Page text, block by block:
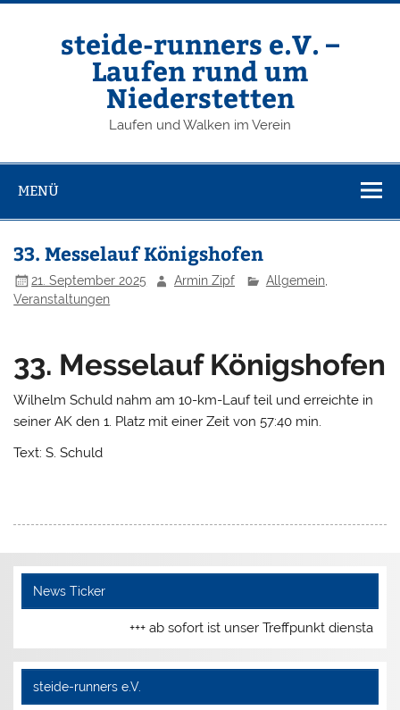
Zum
steide-runners e.V. –
Laufen rund um
Niederstetten
Laufen und Walken im Verein
MENÜ
33. Messelauf Königshofen
21. September 2025 Armin Zipf Allgemein,
Veranstaltungen
33. Messelauf Königshofen
Wilhelm Schuld nahm am 10-km-Lauf teil und erreichte in
seiner AK den 1. Platz mit einer Zeit von 57:40 min.
Text: S. Schuld
News Ticker
+++ ab sofort ist unser Treffpunkt dienstags
steide-runners e.V.